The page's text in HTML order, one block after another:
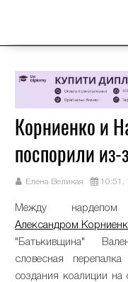
Корниенко и
поспорили
Елена Великая 10:51,
Между
Александром
"Батькивщина"
словесная
создания коалиции на